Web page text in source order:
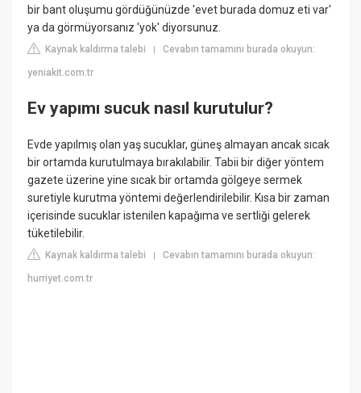
bir bant oluşumu gördüğünüzde 'evet burada domuz eti var'
ya da görmüyorsanız 'yok' diyorsunuz.
Kaynak kaldırma talebi |Cevabın tamamını burada okuyun:
yeniakit.com.tr
Ev yapımı sucuk nasıl kurutulur?
Evde yapılmış olan yaş sucuklar, güneş almayan ancak sıcak
bir ortamda kurutulmaya bırakılabilir. Tabii bir diğer yöntem
gazete üzerine yine sıcak bir ortamda gölgeye sermek
suretiyle kurutma yöntemi değerlendirilebilir. Kısa bir zaman
içerisinde sucuklar istenilen kapağıma ve sertliği gelerek
tüketilebilir.
Kaynak kaldırma talebi |Cevabın tamamını burada okuyun:
hurriyet.com.tr